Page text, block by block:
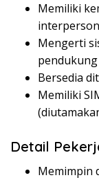
Memiliki
Mengerti
Bersedia
Memiliki
Detail
Memimpin